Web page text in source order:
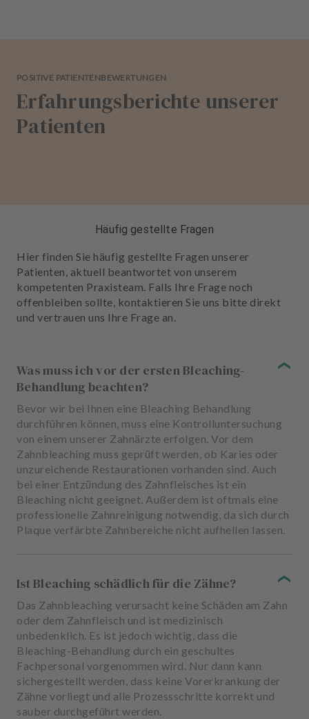
POSITIVE PATIENTENBEWERTUNGEN
Erfahrungsberichte unserer
Patienten
Häufig gestellte Fragen
Hier finden Sie häufig gestellte Fragen unserer
Patienten, aktuell beantwortet von unserem
kompetenten Praxisteam. Falls Ihre Frage noch
offenbleiben sollte, kontaktieren Sie uns bitte direkt
und vertrauen uns Ihre Frage an.
Was muss ich vor der ersten Bleaching-
Behandlung beachten?
Bevor wir bei Ihnen eine Bleaching Behandlung
durchführen können, muss eine Kontrolluntersuchung
von einem unserer Zahnärzte erfolgen. Vor dem
Zahnbleaching muss geprüft werden, ob Karies oder
unzureichende Restaurationen vorhanden sind. Auch
bei einer Entzündung des Zahnfleisches ist ein
Bleaching nicht geeignet. Außerdem ist oftmals eine
professionelle Zahnreinigung notwendig, da sich durch
Plaque verfärbte Zahnbereiche nicht aufhellen lassen.
Ist Bleaching schädlich für die Zähne?
Das Zahnbleaching verursacht keine Schäden am Zahn
oder dem Zahnfleisch und ist medizinisch
unbedenklich. Es ist jedoch wichtig, dass die
Bleaching-Behandlung durch ein geschultes
Fachpersonal vorgenommen wird. Nur dann kann
sichergestellt werden, dass keine Vorerkrankung der
Zähne vorliegt und alle Prozessschritte korrekt und
sauber durchgeführt werden.